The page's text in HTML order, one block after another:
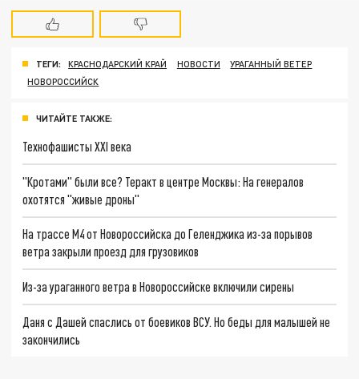
ТЕГИ: КРАСНОДАРСКИЙ КРАЙ НОВОСТИ
УРАГАННЫЙ ВЕТЕР
НОВОРОССИЙСК
ЧИТАЙТЕ ТАКЖЕ:
Технофашисты XXI века
"Кротами" были все? Теракт в центре Москвы: На генералов
охотятся "живые дроны"
На трассе М4 от Новороссийска до Геленджика из-за порывов
ветра закрыли проезд для грузовиков
Из-за ураганного ветра в Новороссийске включили сирены
Даня с Дашей спаслись от боевиков ВСУ. Но беды для малышей не
закончились